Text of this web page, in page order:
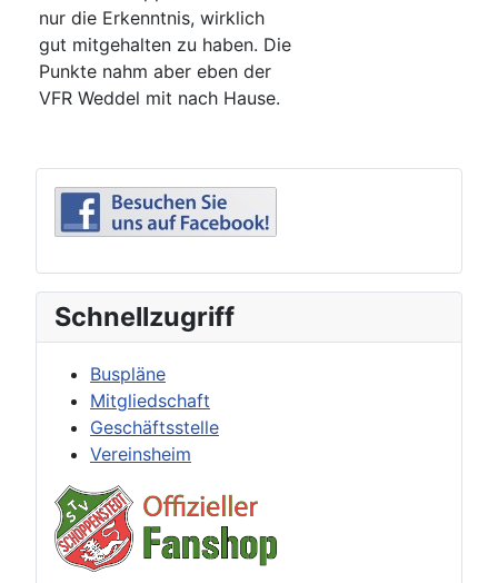
nur die Erkenntnis, wirklich
gut mitgehalten zu haben. Die
Punkte nahm aber eben der
VFR Weddel mit nach Hause.
Schnellzugriff
Buspläne
Mitgliedschaft
Geschäftsstelle
Vereinsheim